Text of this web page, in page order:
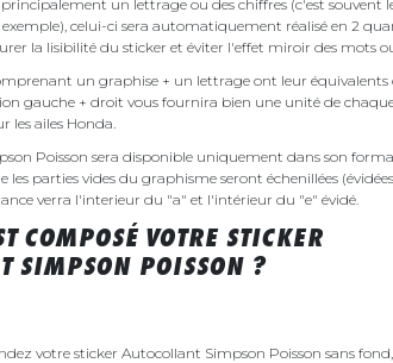
un lettrage ou des chiffres (c'est souvent
celui-ci sera automatiquement réalisé en 2
la lisibilité du sticker et éviter l'effet miroir des mots
un graphise + un lettrage ont leur
gauche + droit vous fournira bien une unité de
les ailes Honda.
Poisson sera disponible uniquement dans son
les parties vides du graphisme seront échenillées
verra l'interieur du "a" et l'intérieur du "e" évidé.
COMPOSÉ VOTRE STICKER
SIMPSON POISSON ?
votre sticker Autocollant Simpson Poisson sans